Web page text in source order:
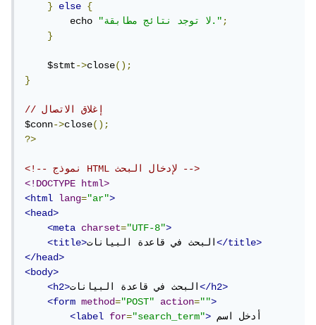
}
else
{
        echo
"لا توجد نتائج مطابقة.";
}
    $stmt
->close();
}
// إغلاق الاتصال
$conn->close();
?>
<!-- نموذج HTML لإدخال البحث -->
<!DOCTYPE html>
<html
lang="ar">
<head>
<meta
charset="UTF-8">
<title>البحث في قاعدة البيانات</title>
</head>
<body>
<h2>البحث في قاعدة البيانات</h2>
<form
method="POST" action="">
<label
for="search_term"> أدخل اسم